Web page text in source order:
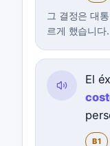
그 결정은 대
르게 했습니다.
El
B1